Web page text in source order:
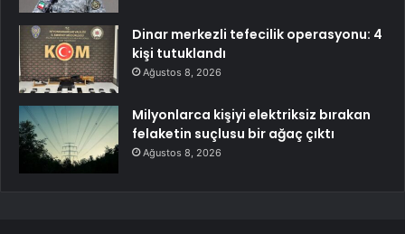
Dinar merkezli tefecilik operasyonu: 4
kişi tutuklandı
Ağustos 8, 2026
Milyonlarca kişiyi elektriksiz bırakan
felaketin suçlusu bir ağaç çıktı
Ağustos 8, 2026